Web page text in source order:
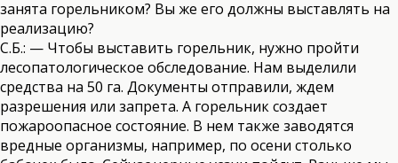
занята горельником? Вы же его должны выставлять на
реализацию?
С.Б.: — Чтобы выставить горельник, нужно пройти
лесопатологическое обследование. Нам выделили
средства на 50 га. Документы отправили, ждем
разрешения или запрета. А горельник создает
пожароопасное состояние. В нем также заводятся
вредные организмы, например, по осени столько